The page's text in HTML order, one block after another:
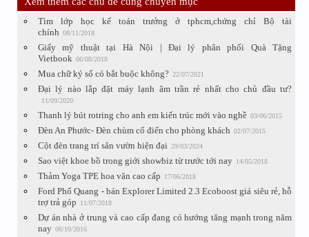
Tìm lớp học kế toán trưởng ở tphcm,chứng chỉ Bộ tài
chính 08/11/2018
Giấy mỹ thuật tại Hà Nội | Đại lý phân phối Quà Tặng
Vietbook 06/08/2018
Mua chữ ký số có bắt buộc không? 22/07/2021
Đại lý nào lắp đặt máy lạnh âm trần rẻ nhất cho chủ đầu tư?
11/09/2020
Thanh lý bút rotring cho anh em kiến trúc mới vào nghề 03/06/2015
Đèn An Phước- Đèn chùm cổ điển cho phòng khách 02/07/2015
Cột đèn trang trí sân vườn hiện đại 29/03/2024
Sao việt khoe bồ trong giới showbiz từ trước tới nay 14/05/2018
Thảm Yoga TPE hoa văn cao cấp 17/06/2018
Ford Phổ Quang - bán Explorer Limited 2.3 Ecoboost giá siêu rẻ, hỗ
trợ trả góp
11/07/2018
Dự án nhà ở trung và cao cấp đang có hướng tăng mạnh trong năm
nay 06/10/2016